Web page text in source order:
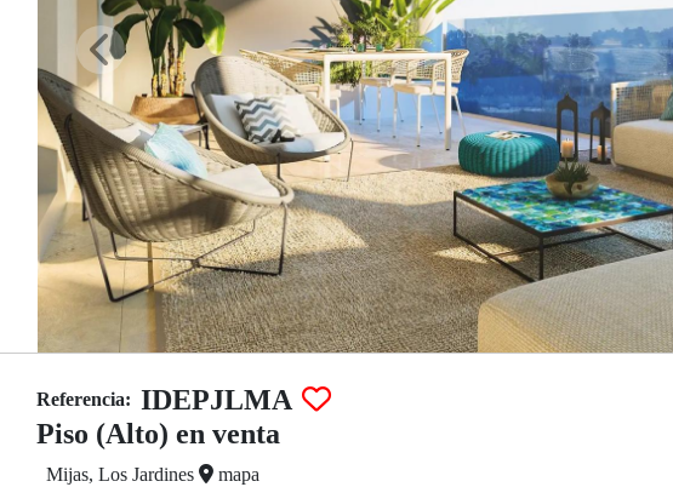
Referencia: IDEPJLMA
Piso (Alto) en venta
Mijas, Los Jardines mapa